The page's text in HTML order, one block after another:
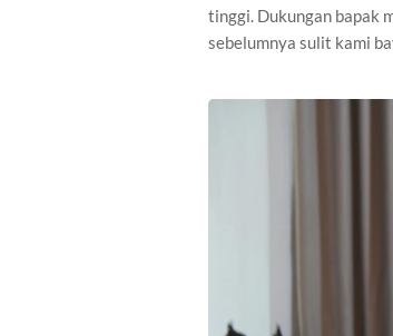
tinggi. Dukungan bapak
sebelumnya sulit kami